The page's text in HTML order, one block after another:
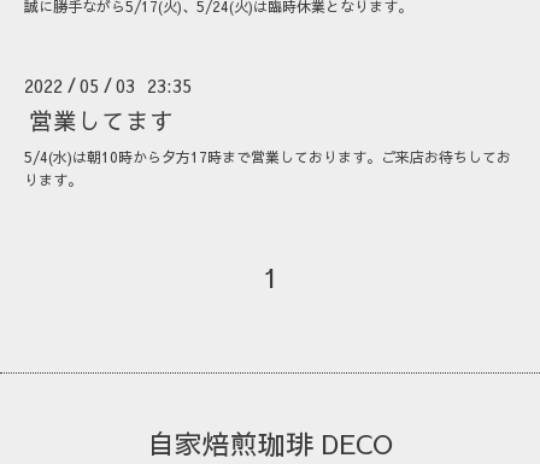
誠に勝手ながら5/17(火)、5/24(火)は臨時休業となります。
2022 /05 /03 23:35
営業してます
5/4(水)は朝10時から夕方17時まで営業しております。ご来店お待ちしてお
ります。
1
自家焙煎珈琲 DECO